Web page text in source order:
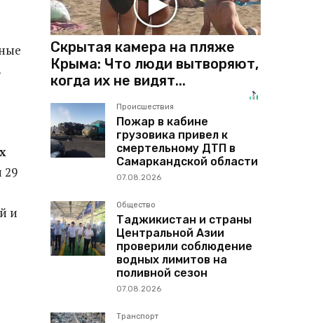
29
и
Скрытая камера на пляже
Крыма: Что люди вытворяют,
когда их не видят...
Происшествия
Пожар в кабине
грузовика привел к
смертельному ДТП в
Самаркандской области
07.08.2026
Общество
Таджикистан и страны
Центральной Азии
проверили соблюдение
водных лимитов на
поливной сезон
07.08.2026
Транспорт